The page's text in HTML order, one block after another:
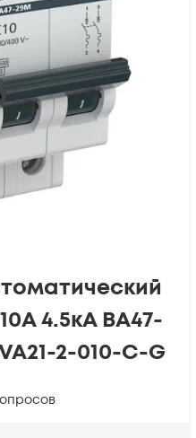
4.5кА ВА47-
2-010-C-G